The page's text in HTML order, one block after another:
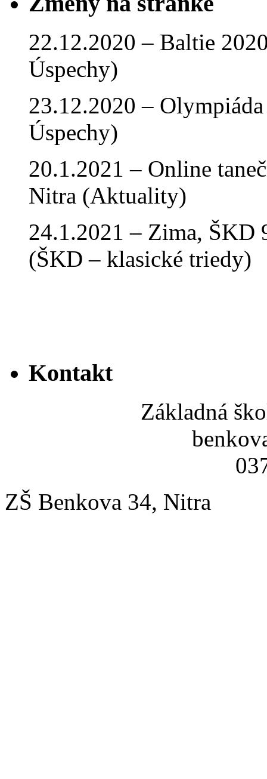
22.12.2020 – Baltie
Úspechy)
23.12.2020 –
Úspechy)
20.1.2021 – Online
Nitra (Aktuality)
24.1.2021 – Zima, ŠKD
(ŠKD – klasické triedy)
Kontakt
Základná
ZŠ Benkova 34, Nitra